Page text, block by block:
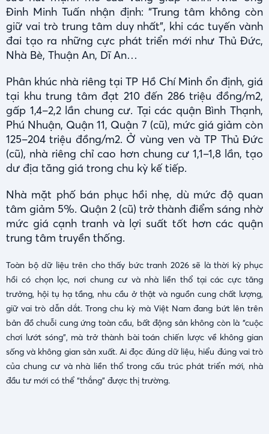
Đinh Minh Tuấn nhận định: “Trung tâm không còn
giữ vai trò trung tâm duy nhất”, khi các tuyến vành
đai tạo ra những cực phát triển mới như Thủ Đức,
Nhà Bè, Thuận An, Dĩ An…
Phân khúc nhà riêng tại TP Hồ Chí Minh ổn định, giá
tại khu trung tâm đạt 210 đến 286 triệu đồng/m2,
gấp 1,4–2,2 lần chung cư. Tại các quận Bình Thạnh,
Phú Nhuận, Quận 11, Quận 7 (cũ), mức giá giảm còn
125–204 triệu đồng/m2. Ở vùng ven và TP Thủ Đức
(cũ), nhà riêng chỉ cao hơn chung cư 1,1–1,8 lần, tạo
dư địa tăng giá trong chu kỳ kế tiếp.
Nhà mặt phố bán phục hồi nhẹ, dù mức độ quan
tâm giảm 5%. Quận 2 (cũ) trở thành điểm sáng nhờ
mức giá cạnh tranh và lợi suất tốt hơn các quận
trung tâm truyền thống.
Toàn bộ dữ liệu trên cho thấy bức tranh 2026 sẽ là thời kỳ phục
hồi có chọn lọc, nơi chung cư và nhà liền thổ tại các cực tăng
trưởng, hội tụ hạ tầng, nhu cầu ở thật và nguồn cung chất lượng,
giữ vai trò dẫn dắt. Trong chu kỳ mà Việt Nam đang bứt lên trên
bản đồ chuỗi cung ứng toàn cầu, bất động sản không còn là “cuộc
chơi lướt sóng”, mà trở thành bài toán chiến lược về không gian
sống và không gian sản xuất. Ai đọc đúng dữ liệu, hiểu đúng vai trò
của chung cư và nhà liền thổ trong cấu trúc phát triển mới, nhà
đầu tư mới có thể “thắng” được thị trường.